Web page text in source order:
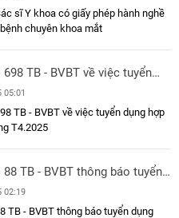
sĩ Y khoa có giấy phép hành nghề
chuyên khoa mắt
TB - BVBT về việc tuyển
lao động T4.2025
05:01
TB - BVBT về việc tuyển dụng hợp
T4.2025
TB - BVBT thông báo tuyển
lao động 1.2025
02:19
TB - BVBT thông báo tuyển dụng